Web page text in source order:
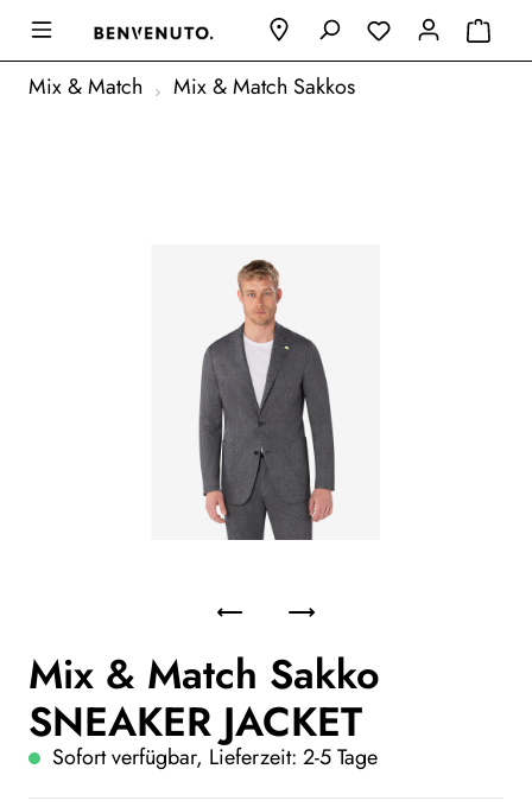
Mix & Match Mix & Match Sakkos
Mix & Match Sakko
SNEAKER JACKET
Sofort verfügbar, Lieferzeit: 2-5 Tage